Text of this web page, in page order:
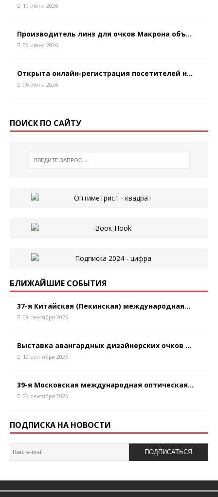
10 июня 2026
Производитель линз для очков Макрона объ...
09 июня 2026
Открыта онлайн-регистрация посетителей н...
06 июня 2026
ПОИСК ПО САЙТУ
БЛИЖАЙШИЕ СОБЫТИЯ
37-я Китайская (Пекинская) международная...
08 сентября 2026
Выставка авангардных дизайнерских очков ...
12 сентября 2026
39-я Московская международная оптическая...
23 сентября 2026
ПОДПИСКА НА НОВОСТИ
ПОДПИСАТЬСЯ